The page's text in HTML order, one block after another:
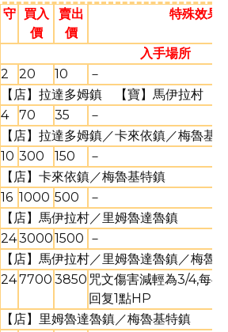
守
買入
價
賣出
價
特殊效果·
入手場所
2 20 10
－
【店】拉達多姆鎮 【寶】馬伊拉村
4 70 35
－
【店】拉達多姆鎮／卡來依鎮／梅魯基
10 300 150
－
【店】卡來依鎮／梅魯基特鎮
16 1000 500
－
【店】馬伊拉村／里姆魯達魯鎮
2430001500 －
【店】馬伊拉村／里姆魯達魯鎮／梅魯
247700 3850 咒文傷害減輕為3/4,每4
回复1點HP
【店】里姆魯達魯鎮／梅魯基特鎮